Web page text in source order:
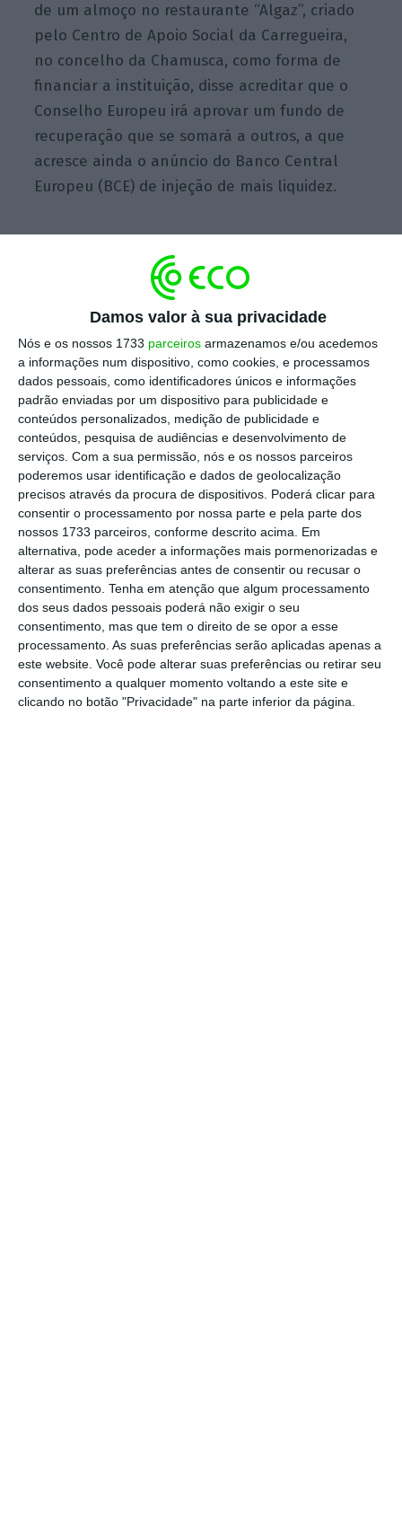
Damos valor à sua privacidade
Nós e os nossos 1733 parceiros armazenamos e/ou acedemos
a informações num dispositivo, como cookies, e processamos
dados pessoais, como identificadores únicos e informações
padrão enviadas por um dispositivo para publicidade e
conteúdos personalizados, medição de publicidade e
conteúdos, pesquisa de audiências e desenvolvimento de
serviços. Com a sua permissão, nós e os nossos parceiros
poderemos usar identificação e dados de geolocalização
precisos através da procura de dispositivos. Poderá clicar para
consentir o processamento por nossa parte e pela parte dos
nossos 1733 parceiros, conforme descrito acima. Em
alternativa, pode aceder a informações mais pormenorizadas e
alterar as suas preferências antes de consentir ou recusar o
consentimento. Tenha em atenção que algum processamento
dos seus dados pessoais poderá não exigir o seu
consentimento, mas que tem o direito de se opor a esse
processamento. As suas preferências serão aplicadas apenas a
este website. Você pode alterar suas preferências ou retirar seu
consentimento a qualquer momento voltando a este site e
clicando no botão "Privacidade" na parte inferior da página.
de um almoço no restaurante “Algaz”, criado
pelo Centro de Apoio Social da Carregueira,
no concelho da Chamusca, como forma de
financiar a instituição, disse acreditar que o
Conselho Europeu irá aprovar um fundo de
recuperação que se somará a outros, a que
acresce ainda o anúncio do Banco Central
Europeu (BCE) de injeção de mais liquidez.
PIB pode cair 11,8%, alerta o CFP. Défice pode chegar
“O somatório destas duas realidades – o que
vier de Bruxelas em termos de fundos e
aquilo que é a intervenção todos os dias do
BCE, indo até tão longe ou mais do que foi na
crise da ‘troika’ para aguentar as dívidas
públicas –
pode permitir, se houver uma
utilização criteriosa desses fundos, que os
números finais não sejam tão brutais e tão
graves como seriam se não houvesse uma
bazuca mais outra bazuca, somadas”,
declarou.
O BCE anunciou estaquinta-feira que prevê
uma contração económica de 8,7% na zona
, devido à pandemia de covid-19,